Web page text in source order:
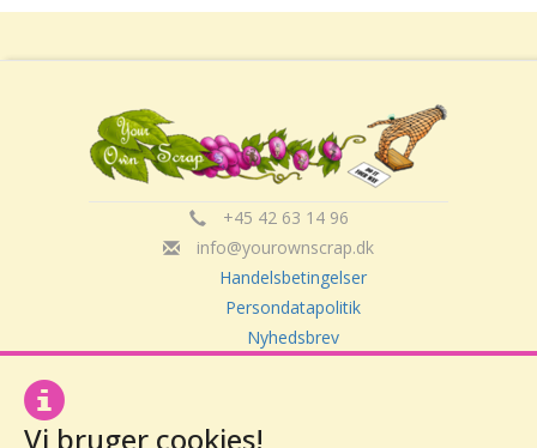
+45 42 63 14 96
info@yourownscrap.dk
Handelsbetingelser
Persondatapolitik
Nyhedsbrev
Vi bruger cookies!